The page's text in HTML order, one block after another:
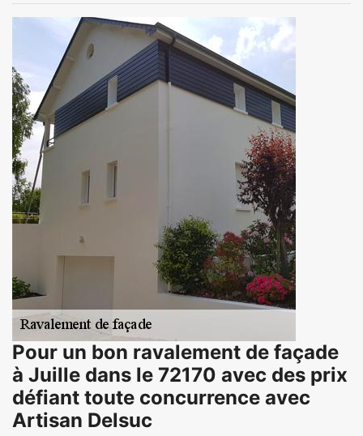
Pour un bon ravalement de façade
à Juille dans le 72170 avec des prix
défiant toute concurrence avec
Artisan Delsuc